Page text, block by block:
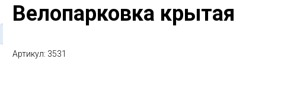
Велопарковка крытая
Артикул: 3531